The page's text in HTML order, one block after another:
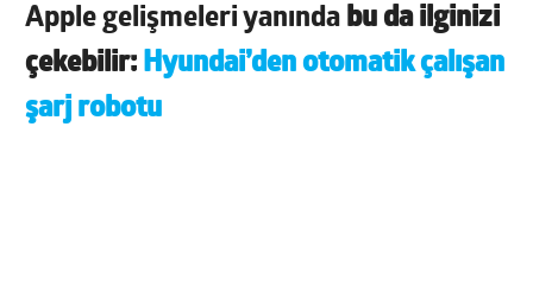
Apple gelişmeleri yanında bu da ilginizi
çekebilir: Hyundai’den otomatik çalışan
şarj robotu